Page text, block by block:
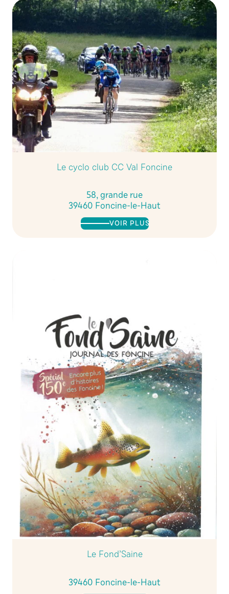
Le cyclo club CC Val Foncine
58, grande rue
39460 Foncine-le-Haut
VOIR PLUS
Le Fond’Saine
39460 Foncine-le-Haut